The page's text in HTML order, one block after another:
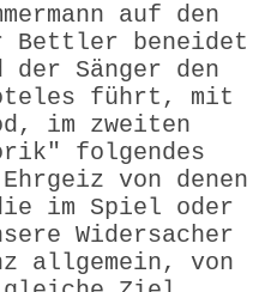
auf den
Bettler beneidet
Sänger den
führt, mit
im zweiten
folgendes
von denen
im Spiel oder
Wider­sacher
allgemein, von